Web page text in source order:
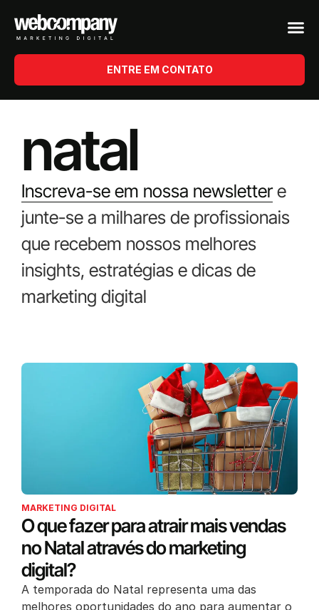
ENTRE EM CONTATO
natal
Inscreva-se em nossa newslettere
junte-se a milhares de profissionais
que recebem nossos melhores
insights, estratégias e dicas de
marketing digital
MARKETING DIGITAL
O que fazer para atrair mais vendas
no Natal através do marketing
digital?
A temporada do Natal representa uma das
melhores oportunidades do ano para aumentar o